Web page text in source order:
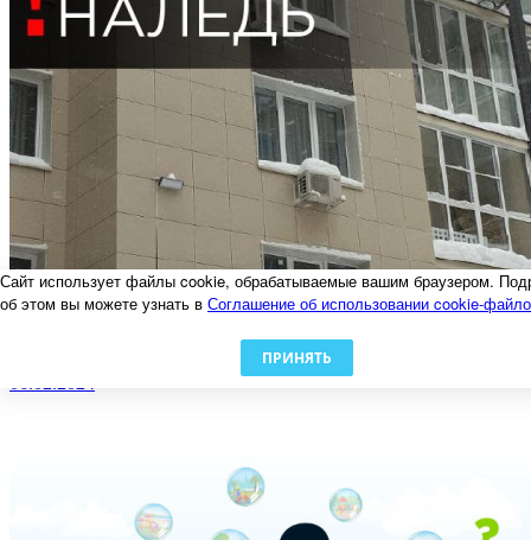
Сайт использует файлы cookie, обрабатываемые вашим браузером.
об этом вы можете узнать в Соглашение об использовании cookie-
ПРИНЯТЬ